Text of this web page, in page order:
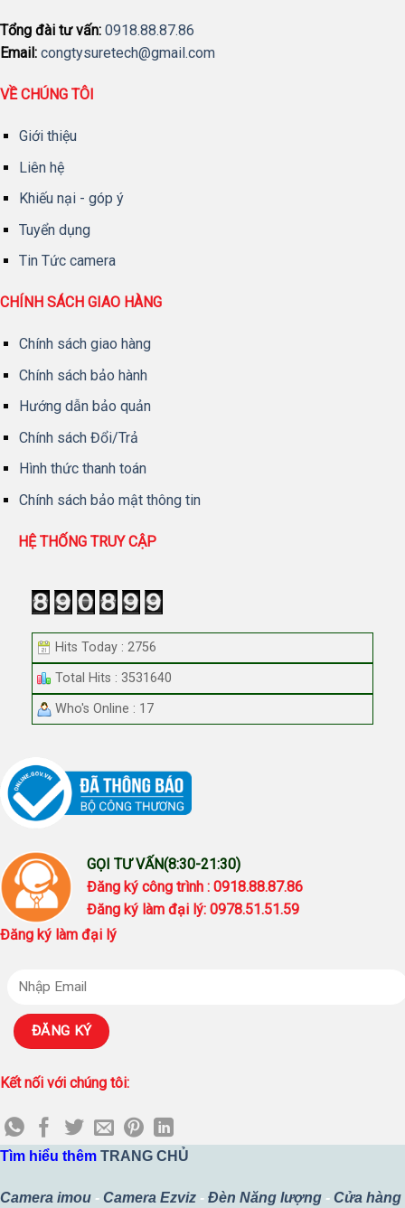
Tổng đài tư vấn: 0918.88.87.86
Email: congtysuretech@gmail.com
VỀ CHÚNG TÔI
Giới thiệu
Liên hệ
Khiếu nại - góp ý
Tuyển dụng
Tin Tức camera
CHÍNH SÁCH GIAO HÀNG
Chính sách giao hàng
Chính sách bảo hành
Hướng dẫn bảo quản
Chính sách Đổi/Trả
Hình thức thanh toán
Chính sách bảo mật thông tin
HỆ THỐNG TRUY CẬP
Hits Today : 2756
Total Hits : 3531640
Who's Online : 17
GỌI TƯ VẤN(8:30-21:30)
Đăng ký công trình : 0918.88.87.86
Đăng ký làm đại lý: 0978.51.51.59
Đăng ký làm đại lý
Kết nối với chúng tôi:
Tìm hiểu thêm TRANG CHỦ
Camera imou - Camera Ezviz - Đèn Năng lượng - Cửa hàng